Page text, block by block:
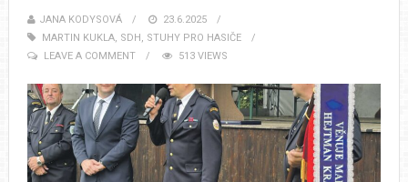
JANA KODYSOVÁ
23.6.2025
MARTIN KUKLA, SDH , STUHY PRO HASIČE
LEAVE A COMMENT
513 VIEWS